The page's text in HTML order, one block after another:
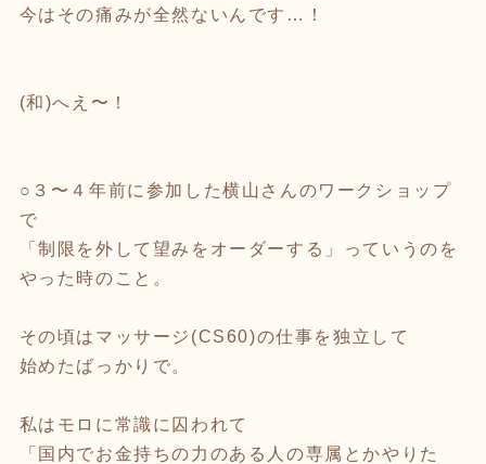
今はその痛みが全然ないんです…！
(和)へえ〜！
○３〜４年前に参加した横山さんのワークショップ
で
「制限を外して望みをオーダーする」っていうのを
やった時のこと。
その頃はマッサージ(CS60)の仕事を独立して
始めたばっかりで。
私はモロに常識に囚われて
「国内でお金持ちの力のある人の専属とかやりた